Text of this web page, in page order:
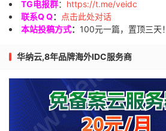
TG电报群： https://t.me/veidc
联系Q Q：
点击此处对话
本站投稿方式： 100元一篇，置顶三天！
华纳云,8年品牌海外IDC服务商